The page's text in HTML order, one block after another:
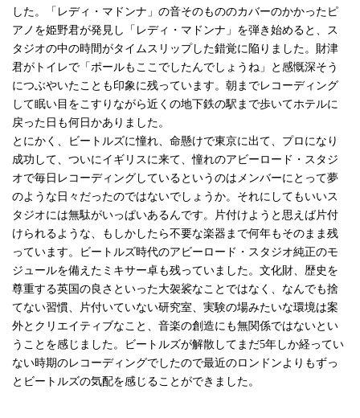
した。「レディ・マドンナ」の音そのもののカバーのかかったピ
アノを姫野君が発見し「レディ・マドンナ」を弾き始めると、ス
タジオの中の時間がタイムスリップした錯覚に陥りました。財津
君がトイレで「ポールもここでしたんでしょうね」と感慨深そう
につぶやいたことも印象に残っています。朝までレコーディング
して眠い目をこすりながら近くの地下鉄の駅まで歩いてホテルに
戻った日も何日かありました。
とにかく、ビートルズに憧れ、命懸けで東京に出て、プロになり
成功して、ついにイギリスに来て、憧れのアビーロード・スタジ
オで毎日レコーディングしているというのはメンバーにとって夢
のような日々だったのではないでしょうか。それにしてもいいス
タジオには無駄がいっぱいあるんです。片付けようと思えば片付
けられるような、もしかしたら不要な楽器まで何年もそのまま残
っています。ビートルズ時代のアビーロード・スタジオ純正のモ
ジュールを備えたミキサー卓も残っていました。文化財、歴史を
尊重する英国の良さといった大袈裟なことではなく、なんでも捨
てない習慣、片付いていない研究室、実験の場みたいな環境は案
外とクリエイティブなこと、音楽の創造にも無関係ではないとい
うことを感じました。ビートルズが解散してまだ5年しか経ってい
ない時期のレコーディングでしたので最近のロンドンよりもずっ
とビートルズの気配を感じることができました。